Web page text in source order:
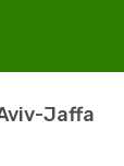
Jaffa